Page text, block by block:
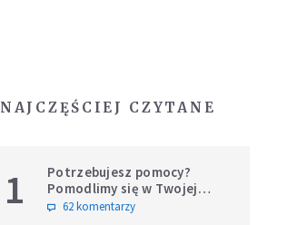
NAJCZĘŚCIEJ CZYTANE
1
Potrzebujesz pomocy?
Pomodlimy się w Twojej
intencji
62 komentarzy